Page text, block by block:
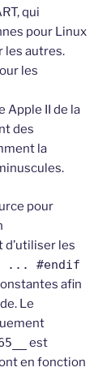
qui
pour Linux
les autres.
les
Apple II de la
des
la
pour
les
#endif
afin
Le
est
en fonction